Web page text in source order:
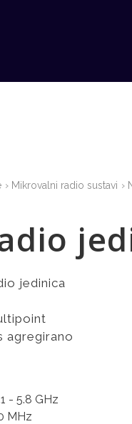
Mikrovalni radio sustavi
jedinica
agregirano
- 5.8 GHz
MHz